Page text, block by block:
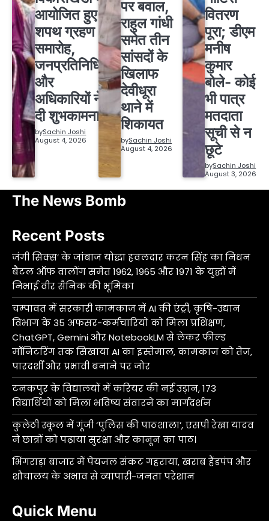
आयोजित हुए
शपथ ग्रहण
समारोह,
जनप्रतिनिधियों
और
अधिकारियों ने
दी शुभकामनाएं
bySachin Joshi
August 4, 2026
पर बवाल,
राहुल गांधी
समेत तीन
सांसदों के
खिलाफ
देवीधूरा
थाने में
शिकायत
bySachin Joshi
August 4, 2026
वितरण
पूरा; डीएम
मनीष
कुमार
बोले- कोई
भी पात्र
मतदाता
सूची से न
छूटे
bySachin Joshi
August 3, 2026
The News Bomb
Recent Posts
जंगी सिक्स’ के जांबाज योद्धा हवलदार करन सिंह का निधन
बैटल ऑफ वालोंग समेत 1962, 1965 और 1971 के युद्धों में
निभाई वीर सैनिक की भूमिका
चम्पावत में सरकारी कामकाज में AI की एंट्री, कृषि-उद्यान
विभाग के 35 अफसर-कर्मचारियों को मिला प्रशिक्षण,
ChatGPT, Gemini और NotebookLM से लेकर फील्ड
मॉनिटरिंग तक सिखाया AI का इस्तेमाल, कामकाज को तेज,
पारदर्शी और प्रभावी बनाने पर जोर
टनकपुर के विद्यालयों में करियर की नई उड़ान, 173
विद्यार्थियों को मिला भविष्य संवारने का मार्गदर्शन
कुलेठी स्कूल में गूंजी ‘पुलिस की पाठशाला’, एसपी रेखा यादव
ने छात्रों को पढ़ाया सुरक्षा और कानून का पाठ।
भिंगराड़ा बाजार में पेयजल संकट गहराया, खराब हैंडपंप और
शौचालय के अभाव से व्यापारी-जनता परेशान
Quick Menu